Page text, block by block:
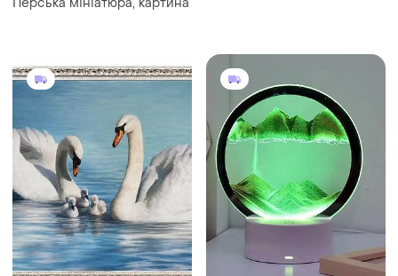
200 грн
Картина лебяжная семья,
лебеди символ любви,
256 грн
Настольная песочная 3d
картина – антистресс с